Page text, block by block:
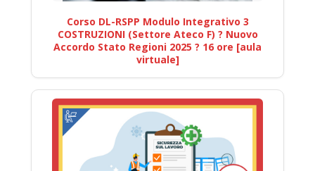
Corso DL-RSPP Modulo Integrativo 3
COSTRUZIONI (Settore Ateco F) ? Nuovo
Accordo Stato Regioni 2025 ? 16 ore [aula
virtuale]